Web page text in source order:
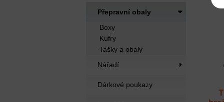
Přepravní obaly
Boxy
Kufry
Tašky a obaly
Nářadí
Dárkové poukazy